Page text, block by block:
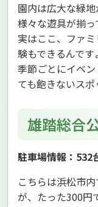
園内は広大な緑
様々な遊具が揃っ
実はここ、ファ
験もできるんです
季節ごとにイベ
ても飽きないスポ
雄踏総合
駐車場情報：532
こちらは浜松市
が、たった300円